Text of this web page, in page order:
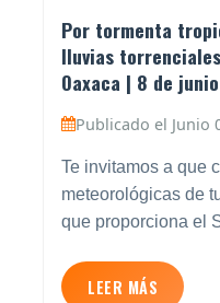
Por tormenta
lluvias
Oaxaca | 8 de junio
Publicado el Junio
Te invitamos a que
meteorológicas de
que proporciona el
LEER MÁS